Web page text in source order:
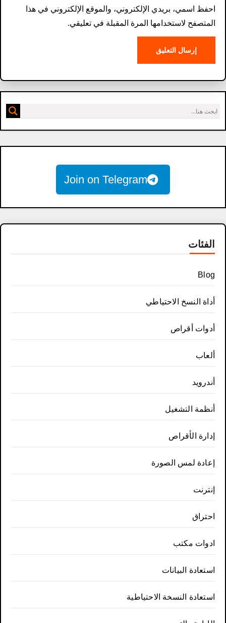
احفظ اسمي، بريدي الإلكتروني، والموقع الإلكتروني في هذا
المتصفح لاستخدامها المرة المقبلة في تعليقي.
Join on Telegram
الفئات
Blog
أداة النسخ الاحتياطي
أدوات أقراص
ألعاب
أندرويد
أنظمة التشغيل
إدارة الأقراص
إعادة لمس الصورة
إنترنت
احتراق
ادوات مكتب
استعادة البيانات
استعادة النسخة الاحتياطية